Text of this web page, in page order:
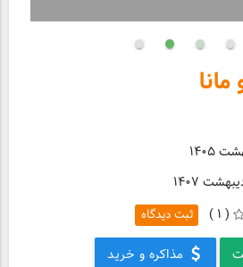
( ۱ ) ثبت دیدگاه
مذاکره و خرید